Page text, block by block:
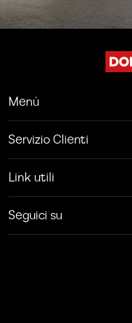
Menù
Servizio Clienti
Link utili
Seguici su